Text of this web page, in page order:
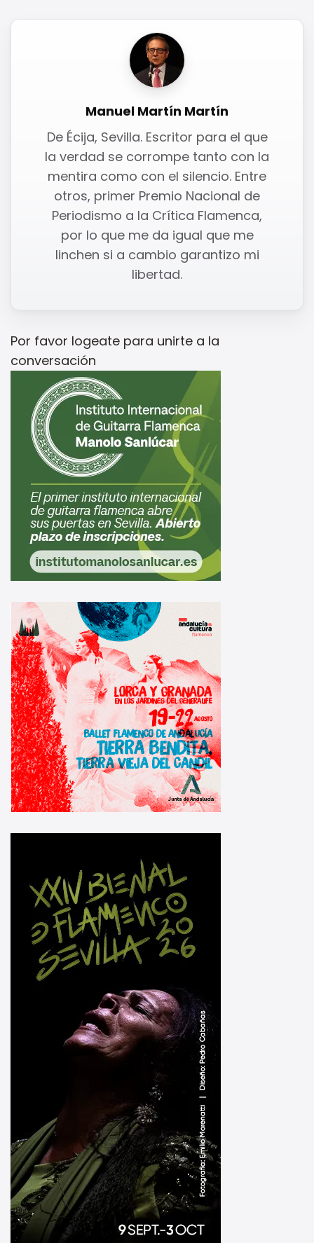
Manuel Martín Martín
De Écija, Sevilla. Escritor para el que
la verdad se corrompe tanto con la
mentira como con el silencio. Entre
otros, primer Premio Nacional de
Periodismo a la Crítica Flamenca,
por lo que me da igual que me
linchen si a cambio garantizo mi
libertad.
Por favor logeate para unirte a la
conversación